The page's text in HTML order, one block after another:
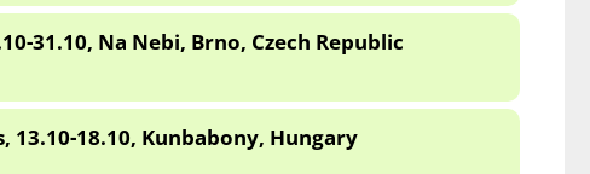
31.10, Na Nebi, Brno, Czech Republic
13.10-18.10, Kunbabony, Hungary